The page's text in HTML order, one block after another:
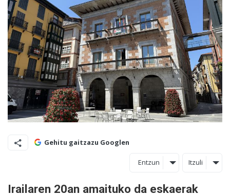
Gehitu gaitzazu Googlen
Entzun Itzuli
Irailaren 20an amaituko da eskaerak